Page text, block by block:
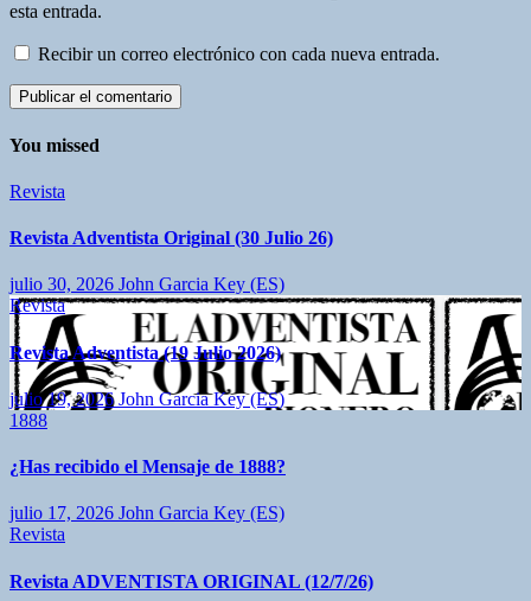
esta entrada.
Recibir un correo electrónico con cada nueva entrada.
You missed
Revista
Revista Adventista Original (30 Julio 26)
julio 30, 2026 John Garcia Key (ES)
Revista
Revista Adventista (19 Julio 2026)
julio 19, 2026John Garcia Key (ES)
1888
¿Has recibido el Mensaje de 1888?
julio 17, 2026 John Garcia Key (ES)
Revista
Revista ADVENTISTA ORIGINAL (12/7/26)